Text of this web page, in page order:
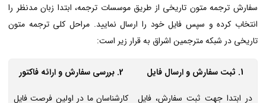
سفارش ترجمه متون تاریخی از طریق موسسات ترجمه، ابتدا زبان مدنظر را
انتخاب کرده و سپس فایل خود را ارسال نمایید. مراحل کلی ترجمه متون
تاریخی در شبکه مترجمین اشراق به قرار زیر است:
1. ثبت سفارش و ارسال فایل
در ابتدا جهت ثبت سفارش، فایل
2. بررسی سفارش و ارائه فاکتور
کارشناسان ما در اولین فرصت فایل